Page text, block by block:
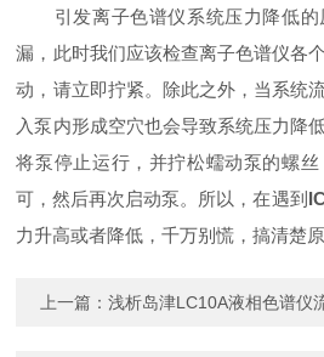
引发离子色谱仪系统压力降低的
漏，此时我们应该检查离子色谱仪各
动，请立即拧紧。除此之外，当系统
入泵内形成空穴也会导致系统压力降
将泵停止运行，并拧松蠕动泵的螺
可，然后再次启动泵。所以，在遇到
力升高或者降低，千万别慌，搞清楚
上一篇：浅析岛津LC10A液相色谱仪